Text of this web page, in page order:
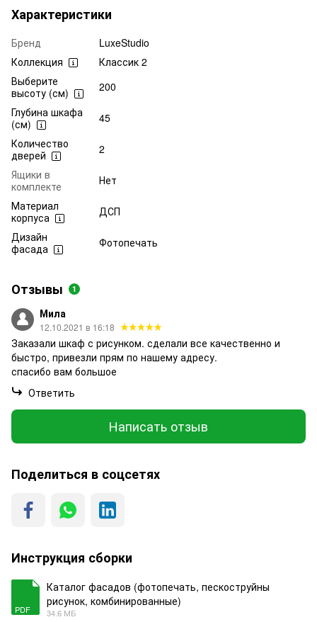
Характеристики
Бренд
LuxeStudio
Коллекция
Классик 2
Выберите
высоту (см)
200
Глубина шкафа
(см)
45
Количество
дверей
2
Ящики в
комплекте
Нет
Материал
корпуса
ДСП
Дизайн
фасада
Фотопечать
Отзывы 1
Мила
12.10.2021 в 16:18
Заказали шкаф с рисунком. сделали все качественно и
быстро, привезли прям по нашему адресу.
спасибо вам большое
Ответить
Написать отзыв
Поделиться в соцсетях
Инструкция сборки
PDF
Каталог фасадов (фотопечать, пескоструйны
рисунок, комбинированные)
34.6 МБ